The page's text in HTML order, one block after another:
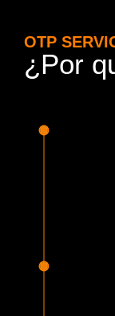
OTP
¿Por